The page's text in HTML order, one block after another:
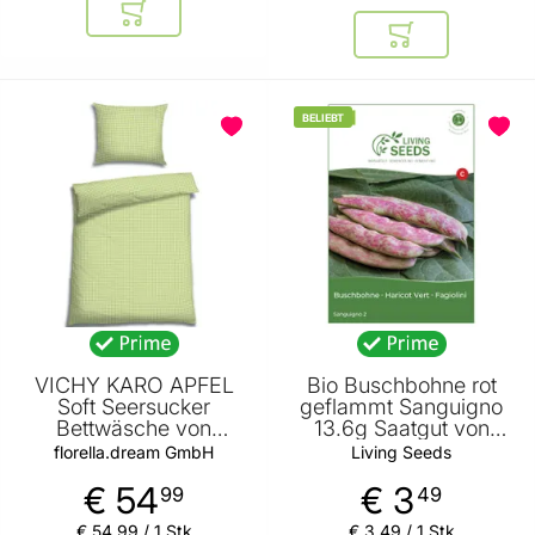
In den Warenkorb
In den
VICHY KARO APFEL
Soft Seersucker
Bettwäsche von
FLORELLA
florella.dream GmbH
€ 5499
€ 54, 99 / 1 Stk
BELIEBT
Bio Buschbohne rot
geflammt Sanguigno
13.6g Saatgut von
Living Seeds
Living Seeds
€ 3 49
€ 3 49 / 1 Stk